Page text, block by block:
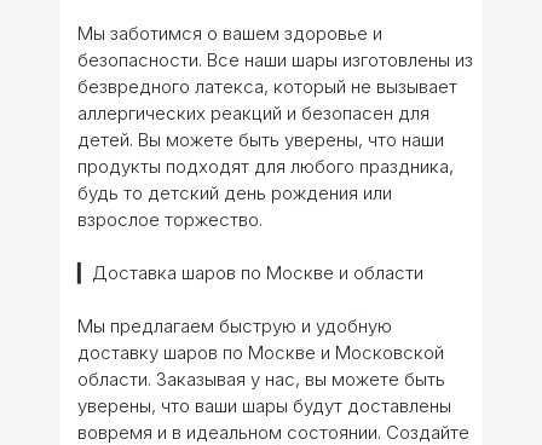
Мы заботимся о вашем здоровье и
безопасности. Все наши шары изготовлены из
безвредного латекса, который не вызывает
аллергических реакций и безопасен для
детей. Вы можете быть уверены, что наши
продукты подходят для любого праздника,
будь то детский день рождения или
взрослое торжество.
▎Доставка шаров по Москве и области
Мы предлагаем быструю и удобную
доставку шаров по Москве и Московской
области. Заказывая у нас, вы можете быть
уверены, что ваши шары будут доставлены
вовремя и в идеальном состоянии. Создайте